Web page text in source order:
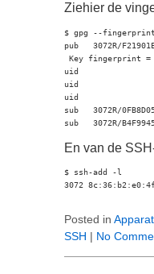
Ziehier de
$ gpg --fingerprint
pub   3072R/
Key fingerprint =
uid
uid
uid
sub   3072R/
sub   3072R/
En van de
$ ssh-add -l
3072
Posted in
SSH | No